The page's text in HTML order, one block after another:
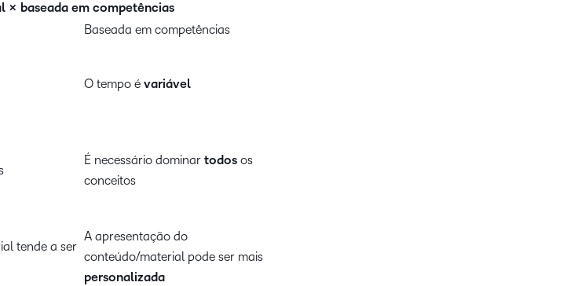
× baseada em competências
Baseada em competências
O tempo é variável
É necessário dominar todos os
conceitos
tende a ser
A apresentação do
conteúdo/material pode ser mais
personalizada